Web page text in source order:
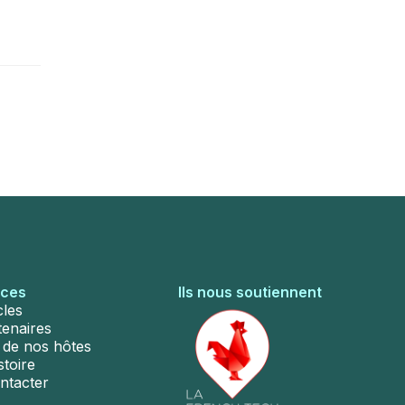
nos hôtes
Ils nous soutiennent